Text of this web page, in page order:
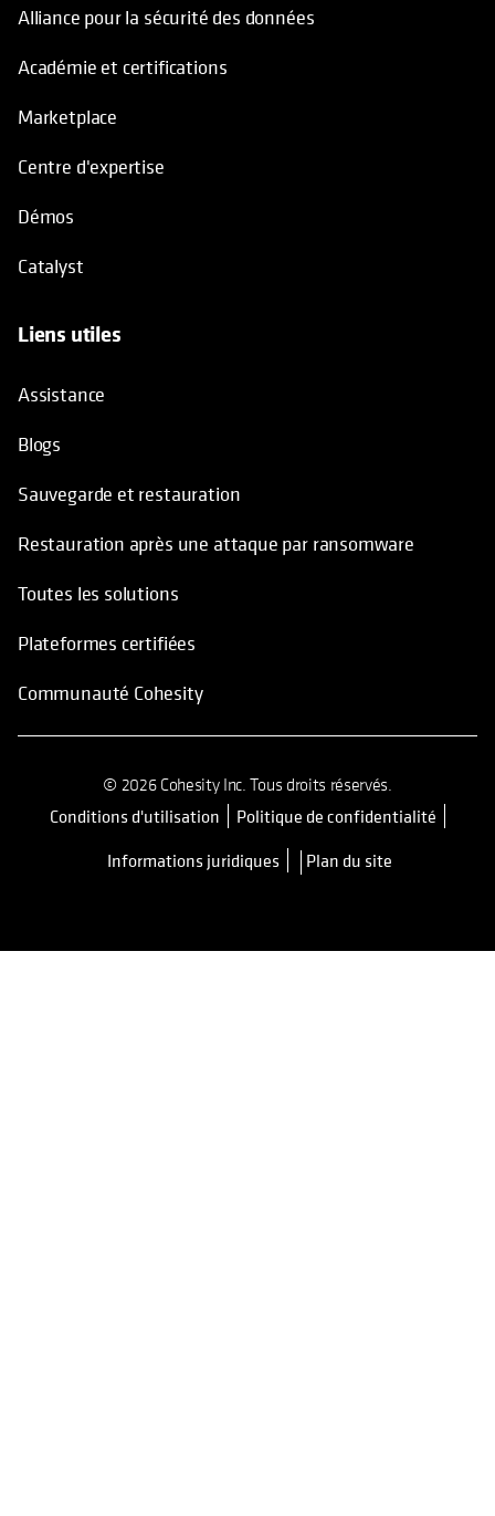
Académie et certifications
Marketplace
Centre d'expertise
Démos
Catalyst
Liens utiles
Assistance
Blogs
Sauvegarde et restauration
Restauration après une attaque par ransomware
Toutes les solutions
Plateformes certifiées
Communauté Cohesity
© 2026 Cohesity Inc. Tous droits réservés.
s’ouvre dans un nouvel onglet
Informations juridiques
Plan du site